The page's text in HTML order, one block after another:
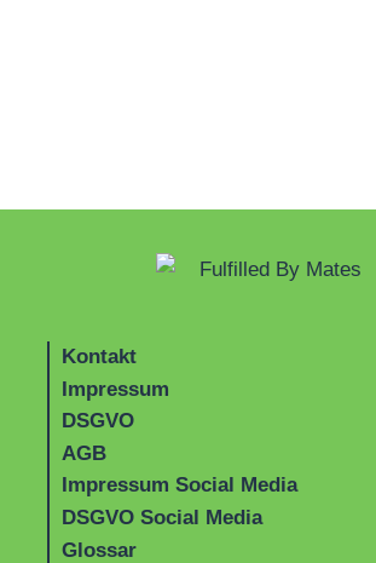
Kontakt
Impressum
DSGVO
AGB
Impressum Social Media
DSGVO Social Media
Glossar